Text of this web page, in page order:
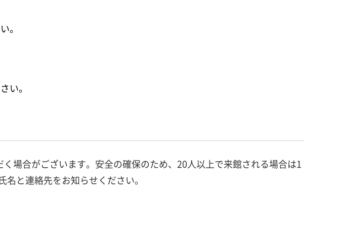
。
い。
場合がございます。安全の確保のため、20人以上で来館される場合は1
と連絡先をお知らせください。